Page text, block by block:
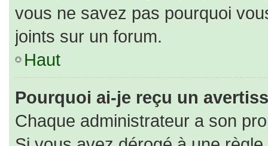
vous ne savez pas pourquoi
joints sur un forum.
Haut
Pourquoi ai-je reçu un
Chaque administrateur a son